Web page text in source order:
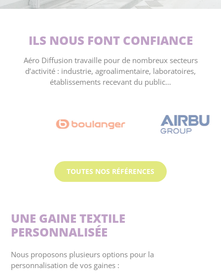
ILS NOUS FONT CONFIANCE
Aéro Diffusion travaille pour de nombreux secteurs
d’activité : industrie, agroalimentaire, laboratoires,
établissements recevant du public…
TOUTES NOS RÉFÉRENCES
UNE GAINE TEXTILE
PERSONNALISÉE
Nous proposons plusieurs options pour la
personnalisation de vos gaines :